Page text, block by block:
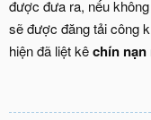
được đưa ra, nếu
sẽ được đăng tải công
hiện đã liệt kêchín nạn